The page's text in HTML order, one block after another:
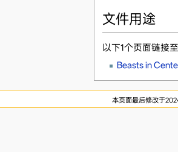
文件用途
以下1个页面链接至
Beasts in
本页面最后修改于